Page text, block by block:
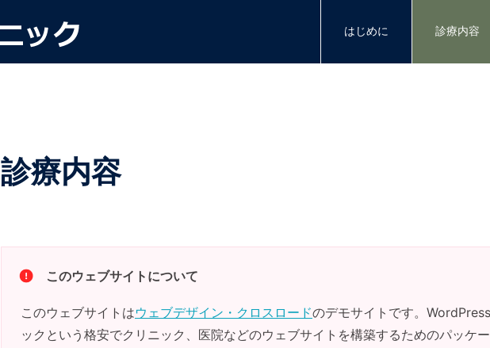
はじめに 診療内容
診療内容
このウェブサイトについて
このウェブサイトはウェブデザイン・クロスロードのデモサイトです。
ックという格安でクリニック、医院などのウェブサイトを構築するためのパッケ